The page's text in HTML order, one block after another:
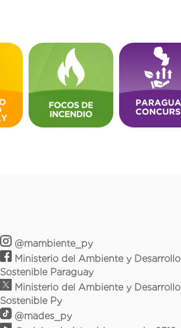
@mambiente_py
Ministerio del Ambiente y Desarrollo
Sostenible Paraguay
Ministerio del Ambiente y Desarrollo
Sostenible Py
@mades_py